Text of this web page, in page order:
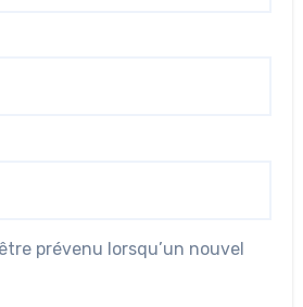
prévenu lorsqu’un nouvel